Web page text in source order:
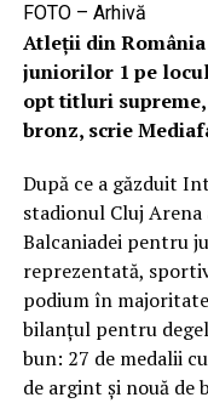
FOTO – Arhivă
Atleţii din
juniorilor 1 pe
opt titluri
bronz, scrie
După ce a găzduit
stadionul Cluj Arena
Balcaniadei pentru
reprezentată,
podium în
bilanţul pentru
bun: 27 de medalii
de argint şi nouă de